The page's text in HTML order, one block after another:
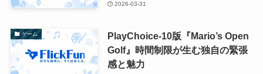
2026-03-31
ゲーム
PlayChoice-10版『Mario’s Open
Golf』時間制限が生む独自の緊張
感と魅力